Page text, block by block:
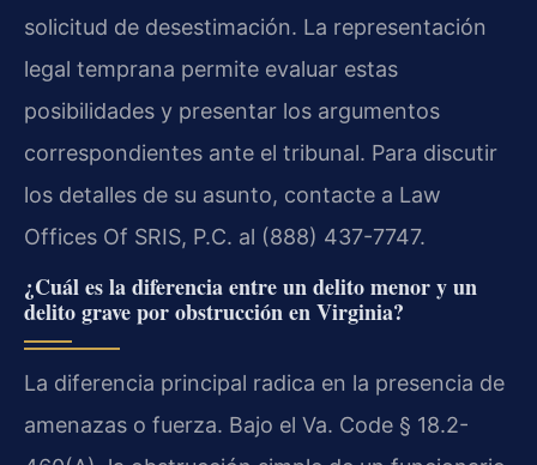
solicitud de desestimación. La representación
legal temprana permite evaluar estas
posibilidades y presentar los argumentos
correspondientes ante el tribunal. Para discutir
los detalles de su asunto, contacte a Law
Offices Of SRIS, P.C. al (888) 437-7747.
¿Cuál es la diferencia entre un delito menor y un
delito grave por obstrucción en Virginia?
La diferencia principal radica en la presencia de
amenazas o fuerza. Bajo el Va. Code § 18.2-